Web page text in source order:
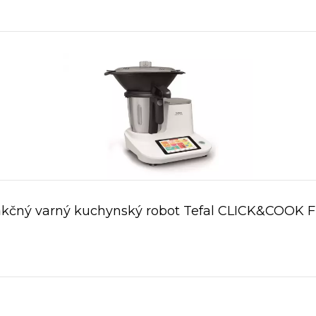
varný kuchynský robot Tefal CLICK&COOK